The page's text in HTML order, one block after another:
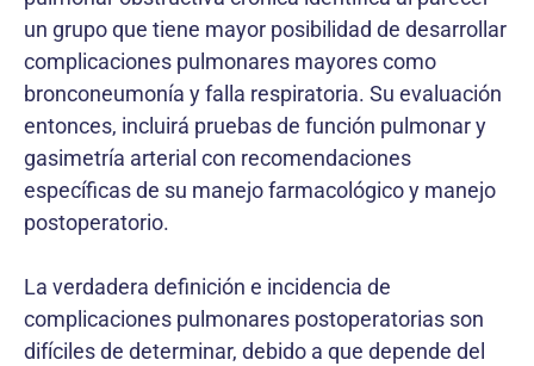
un grupo que tiene mayor posibilidad de desarrollar
complicaciones pulmonares mayores como
bronconeumonía y falla respiratoria. Su evaluación
entonces, incluirá pruebas de función pulmonar y
gasimetría arterial con recomendaciones
específicas de su manejo farmacológico y manejo
postoperatorio.
La verdadera definición e incidencia de
complicaciones pulmonares postoperatorias son
difíciles de determinar, debido a que depende del